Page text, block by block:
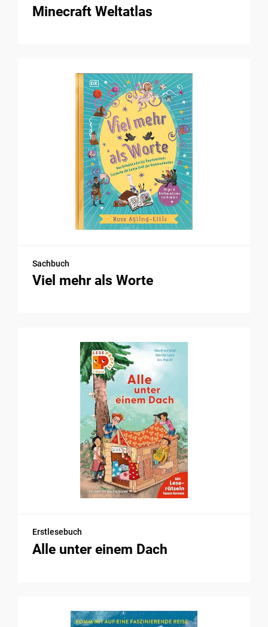
Minecraft Weltatlas
Sachbuch
Viel mehr als Worte
Erstlesebuch
Alle unter einem Dach